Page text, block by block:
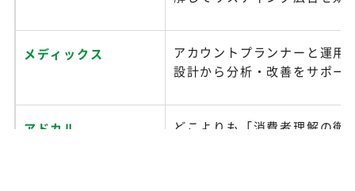
メディックス
アカウントプランナーと運用
設計から分析・改善をサポー
アドカル
どこよりも「消費者理解の徹